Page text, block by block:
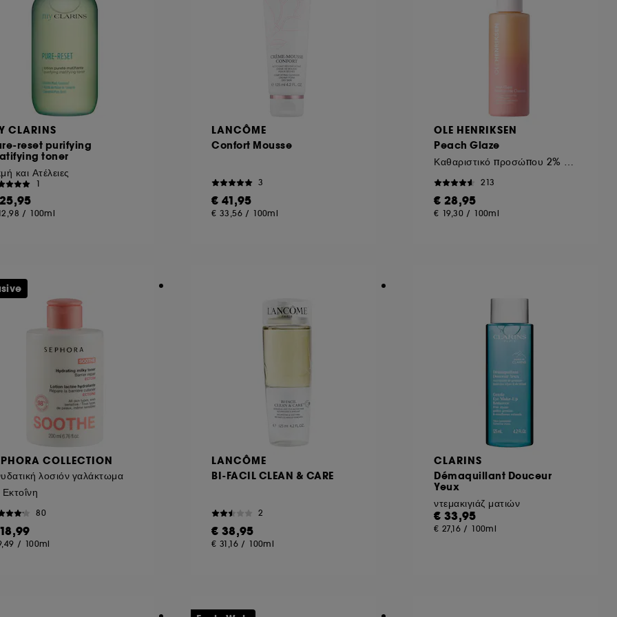
CLARINS
reset purifying
toner
και Ατέλειες
1
/ 100ml
LANCÔME
Confort Mousse
3
€ 41,95
€ 33,56 / 100ml
OLE HENRIKSEN
Peach Glaze
213
€ 28,95
€ 19,30 / 100ml
COLLECTION
λοσιόν γαλάκτωμα
Εκτοΐνη
80
/ 100ml
LANCÔME
BI-FACIL CLEAN & CARE
2
€ 38,95
€ 31,16 / 100ml
CLARINS
Démaquillant Douceur
Yeux
ντεμακιγιάζ ματιών
€ 33,95
€ 27,16 / 100ml
σας ανά πάσα στιγμή. Αν θέλετε περισσότερες πληροφορίες σχετικά με τα cookies που